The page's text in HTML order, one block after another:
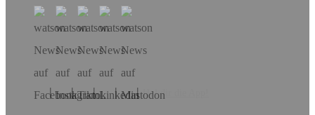
Hol dir die App!